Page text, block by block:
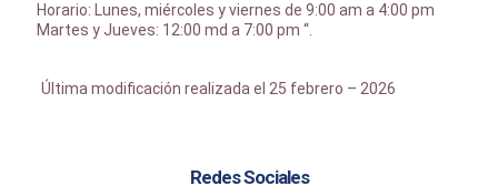
Horario: Lunes, miércoles y viernes de 9:00 am a 4:00 pm
Martes y Jueves: 12:00 md a 7:00 pm “.
Última modificación realizada el 25 febrero – 2026
Redes Sociales